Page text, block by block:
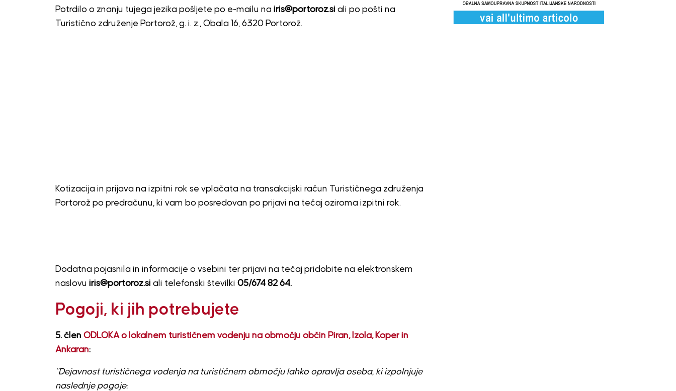
Potrdilo o znanju tujega jezika pošljete po e-mailu na iris@portoroz.si ali po pošti na
Turistično združenje Portorož, g. i. z., Obala 16, 6320 Portorož.
Kotizacija in prijava na izpitni rok se vplačata na transakcijski račun Turističnega združenja
Portorož po predračunu, ki vam bo posredovan po prijavi na tečaj oziroma izpitni rok.
Dodatna pojasnila in informacije o vsebini ter prijavi na tečaj pridobite na elektronskem
naslovu iris@portoroz.si ali telefonski številki 05/674 82 64.
Pogoji, ki jih potrebujete
5. člen ODLOKA o lokalnem turističnem vodenju na območju občin Piran, Izola, Koper in
Ankaran:
“Dejavnost turističnega vodenja na turističnem območju lahko opravlja oseba, ki izpolnjuje
naslednje pogoje: